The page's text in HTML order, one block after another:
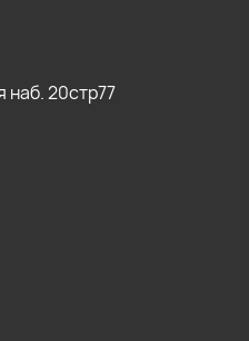
наб. 20стр77